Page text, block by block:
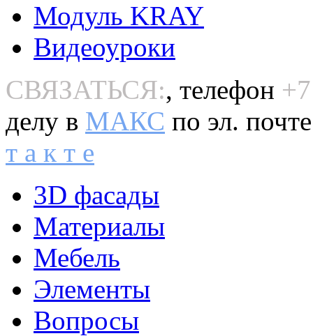
Модуль KRAY
Видеоуроки
СВЯЗАТЬСЯ:, телефон
делу в MAКС по эл.
т а к т е
3D фасады
Материалы
Мебель
Элементы
Вопросы